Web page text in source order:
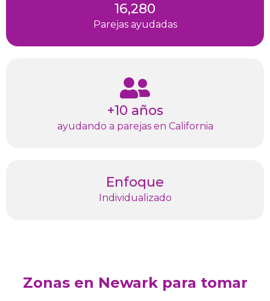
16,280
Parejas ayudadas
+10 años
ayudando a parejas en California
Enfoque
Individualizado
Zonas en Newark para tomar